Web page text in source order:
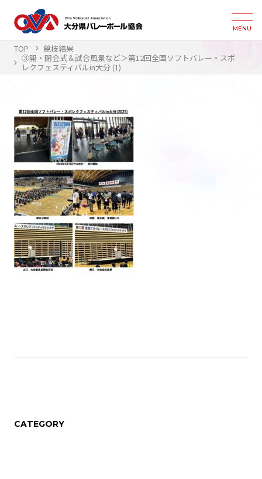
MENU
TOP
競技結果
③開・閉会式＆試合風景など＞第12回全国ソフトバレー・スポ
レクフェスティバルin大分 (1)
CATEGORY